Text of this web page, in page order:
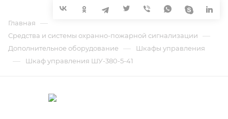
Главная —
Средства и системы охранно-пожарной сигнализации —
Дополнительное оборудование — Шкафы управления
— Шкаф управления ШУ-380-5-41